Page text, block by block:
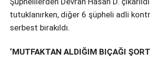
tutuklanırken, diğer 6 şüpheli adli
serbest bırakıldı.
‘MUTFAKTAN ALDIĞIM BIÇAĞI